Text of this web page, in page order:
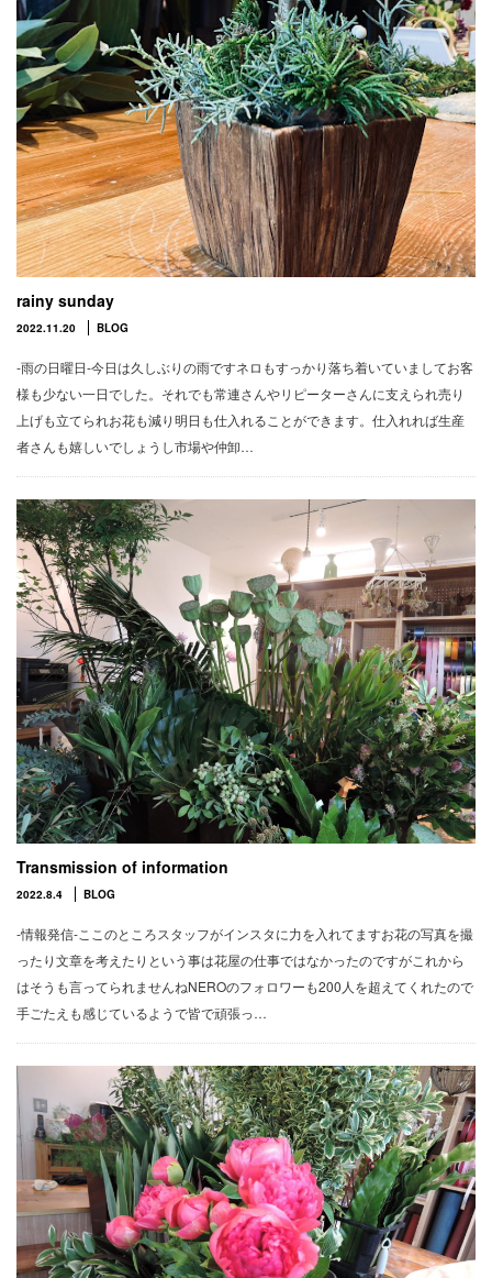
rainy sunday
2022.11.20 BLOG
-雨の日曜日-今日は久しぶりの雨ですネロもすっかり落ち着いていましてお客
様も少ない一日でした。それでも常連さんやリピーターさんに支えられ売り
上げも立てられお花も減り明日も仕入れることができます。仕入れれば生産
者さんも嬉しいでしょうし市場や仲卸…
Transmission of information
2022.8.4 BLOG
-情報発信-ここのところスタッフがインスタに力を入れてますお花の写真を撮
ったり文章を考えたりという事は花屋の仕事ではなかったのですがこれから
はそうも言ってられませんねNEROのフォロワーも200人を超えてくれたので
手ごたえも感じているようで皆で頑張っ…